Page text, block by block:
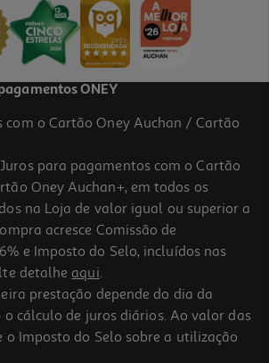
ONEY
com o Cartão Oney Auchan / Cartão
para pagamentos com o Cartão
Oney Auchan+, em todos os
na Loja de valor igual ou superior a
acresce Comissão de
e Imposto do Selo, incluídos nas
detalhe aqui.
prestação depende do dia da
cálculo de juros diários. Ao valor das
o Imposto do Selo sobre a utilização